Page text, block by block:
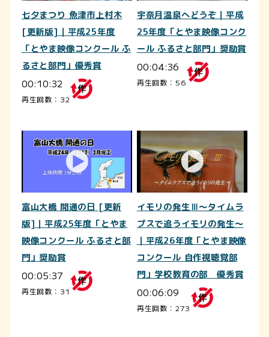
七夕まつり 魚津市上村木
[更新版]｜平成25年度
「とやま映像コンクール ふ
るさと部門」優秀賞
00:10:32
再生回数：32
宇奈月温泉へどうぞ｜平成
25年度「とやま映像コンク
ール ふるさと部門」奨励賞
00:04:36
再生回数：56
富山大橋 開通の日 [更新
版]｜平成25年度「とやま
映像コンクール ふるさと部
門」奨励賞
00:05:37
再生回数：31
イモリの発生Ⅲ～タイムラ
プスで追うイモリの発生～
｜平成26年度「とやま映像
コンクール 自作視聴覚部
門」学校教育の部 優秀賞
00:06:09
再生回数：273